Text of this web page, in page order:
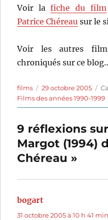
Voir lafiche du film
Patrice Chéreau sur le
Voir les autres
chroniqués sur ce
Auteur
films
Publié
le
29 octobre 2005
Films des années 1990-1999
9 réflexions
Margot (1994)
Chéreau »
bogart
31 octobre 2005 à 10 h 41 min